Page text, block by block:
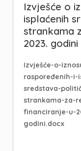
Izvješće o
isplaćenih
strankama
2023. godini
Izvješće-o-
raspoređenih-i-
sredstava-
strankama-za-
financiranje-u-
godini.docx